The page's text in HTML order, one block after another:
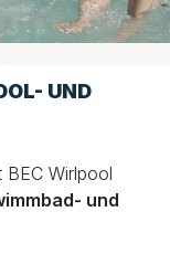
UND
Wirlpool
und